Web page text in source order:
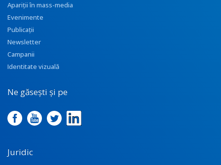
Apariţii în mass-media
Evenimente
Publicații
Newsletter
Campanii
Identitate vizuală
Ne găsești și pe
Juridic